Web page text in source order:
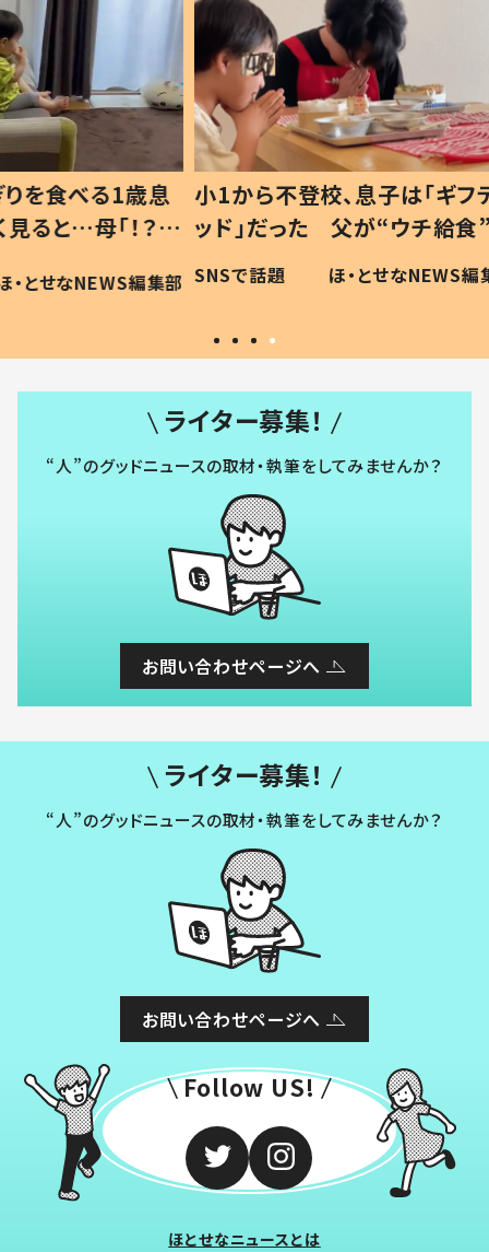
歳息
？」
編集部
小1から不登校、息子は「ギフテ
ッド」だった 父が“ウチ給食”を
作り続ける理由とは #令和の親
#令和の子
SNSで話題 ほ・とせなNEWS編集部
ひ孫
が、抱
「涙
い」
ライター募集！
“人”のグッドニュースの取材・執筆をしてみませんか？
お問い合わせページへ
ライター募集！
“人”のグッドニュースの取材・執筆をしてみませんか？
お問い合わせページへ
Follow US!
ほとせなニュースとは